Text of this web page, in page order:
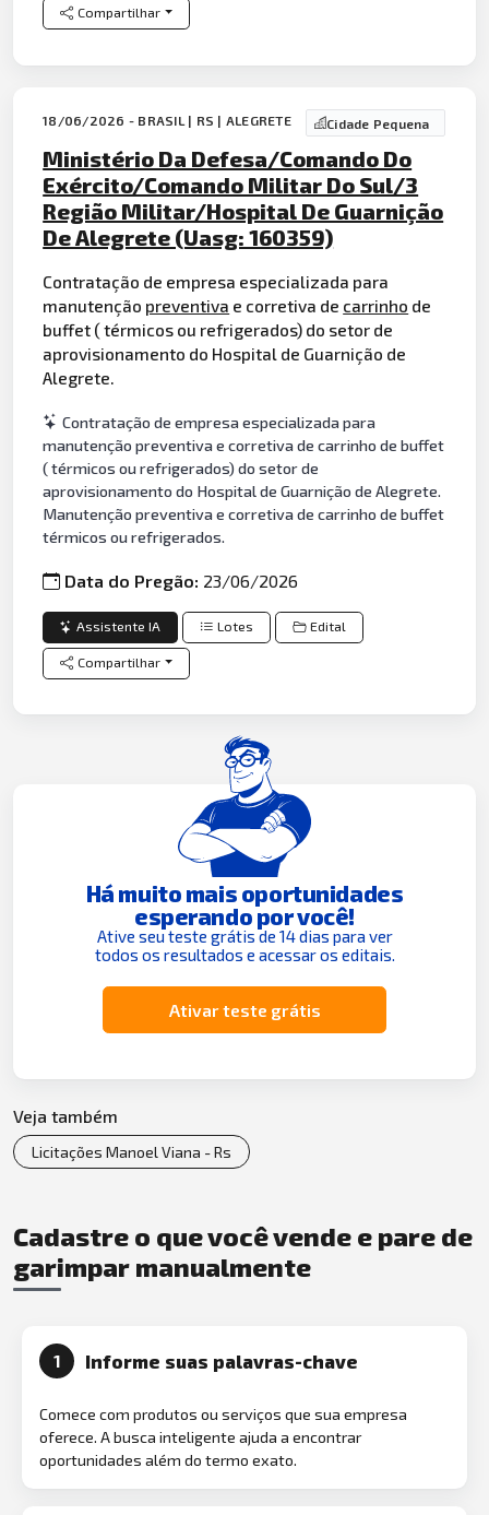
Compartilhar
18/06/2026 - BRASIL | RS | ALEGRETE Cidade Pequena
Ministério Da Defesa/Comando Do
Exército/Comando Militar Do Sul/3
Região Militar/Hospital De Guarnição
De Alegrete (Uasg: 160359)
Contratação de empresa especializada para
manutenção preventiva e corretiva de carrinho de
buffet ( térmicos ou refrigerados) do setor de
aprovisionamento do Hospital de Guarnição de
Alegrete.
Contratação de empresa especializada para
manutenção preventiva e corretiva de carrinho de buffet
( térmicos ou refrigerados) do setor de
aprovisionamento do Hospital de Guarnição de Alegrete.
Manutenção preventiva e corretiva de carrinho de buffet
térmicos ou refrigerados.
Data do Pregão: 23/06/2026
Assistente IA Lotes Edital
Compartilhar
Há muito mais oportunidades
esperando por você!
Ative seu teste grátis de 14 dias para ver
todos os resultados e acessar os editais.
Ativar teste grátis
Veja também
Licitações Manoel Viana - Rs
Cadastre o que você vende e pare de
garimpar manualmente
1 Informe suas palavras-chave
Comece com produtos ou serviços que sua empresa
oferece. A busca inteligente ajuda a encontrar
oportunidades além do termo exato.